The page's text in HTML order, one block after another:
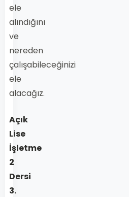
ele
alındığını
ve
nereden
çalışabileceğinizi
ele
alacağız.
Açık
Lise
İşletme
2
Dersi
3.